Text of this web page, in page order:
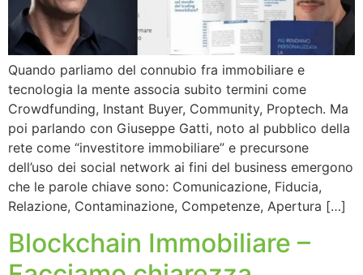
Quando parliamo del connubio fra immobiliare e
tecnologia la mente associa subito termini come
Crowdfunding, Instant Buyer, Community, Proptech. Ma
poi parlando con Giuseppe Gatti, noto al pubblico della
rete come “investitore immobiliare” e precursone
dell’uso dei social network ai fini del business emergono
che le parole chiave sono: Comunicazione, Fiducia,
Relazione, Contaminazione, Competenze, Apertura […]
Blockchain Immobiliare –